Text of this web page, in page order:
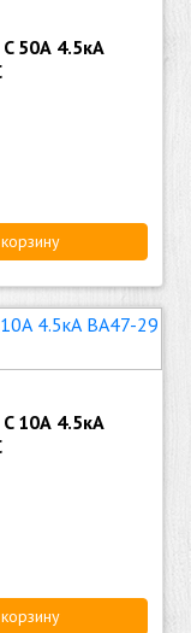
50А 4.5кА
10А 4.5кА